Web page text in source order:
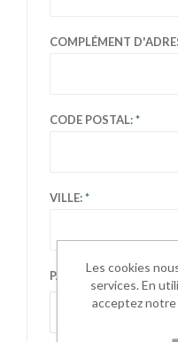
COMPLÉMENT
CODE POSTAL:
VILLE:
PAYS:
Les cookies
services. En
acceptez